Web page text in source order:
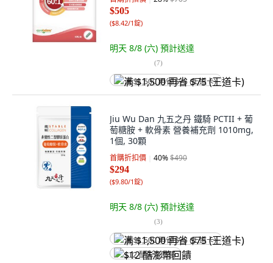
$505
($8.42/1錠)
明天 8/8 (六) 預計送達
(7)
满 $1,500 再省 $75 (王道卡)
Jiu Wu Dan 九五之丹 鐵騎 PCTII + 葡
萄糖胺 + 軟骨素 營養補充劑 1010mg,
1個, 30顆
首購折扣價 40%$490
$294
($9.80/1錠)
明天 8/8 (六) 預計送達
(3)
满 $1,500 再省 $75 (王道卡)
$12 酷澎幣回饋